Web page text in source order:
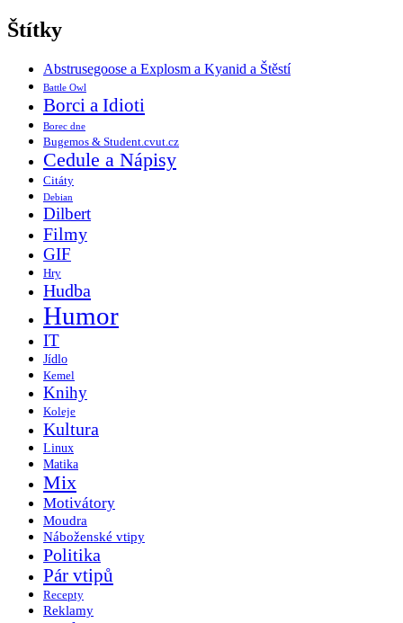
Štítky
Abstrusegoose a Explosm a Kyanid a Štěstí
Battle Owl
Borci a Idioti
Borec dne
Bugemos & Student.cvut.cz
Cedule a Nápisy
Citáty
Debian
Dilbert
Filmy
GIF
Hry
Hudba
Humor
IT
Jídlo
Kemel
Knihy
Koleje
Kultura
Linux
Matika
Mix
Motivátory
Moudra
Náboženské vtipy
Politika
Pár vtipů
Recepty
Reklamy